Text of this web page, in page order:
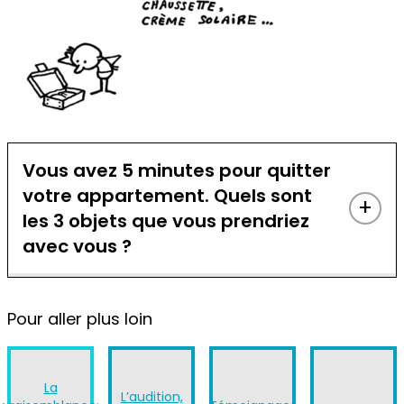
Vous avez 5 minutes pour quitter
votre appartement. Quels sont
les 3 objets que vous prendriez
avec vous ?
+
dans l’urgence, abandonnant tout dans leur
fuite. Or, dans la procédure d’asile, les preuves
politique, religieux, les liens de parenté et le
Pour aller plus loin
La
L’audition,